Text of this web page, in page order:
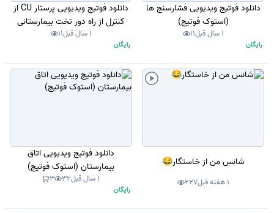
دانلود فوتیج ویدیویی فشارسنج ها
(استوک فوتیج)
1 سال قبل 11
رایگان
دانلود فوتیج ویدیویی پرستار CU از
کنترل از راه دور تخت بیمارستانی
استفاده می کند. (استوک فوتیج)
1 سال قبل 11
رایگان
شانس من از خاستگار😂
1 هفته قبل 227
دانلود فوتیج ویدیویی اتاق
بیمارستان (استوک فوتیج)
1 سال قبل 32
3
رایگان